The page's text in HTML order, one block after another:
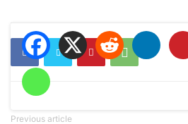
Previous article